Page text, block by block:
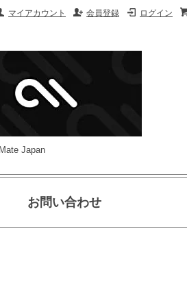
ログイン
会員登録
マイアカウント
Japan
お問い合わせ